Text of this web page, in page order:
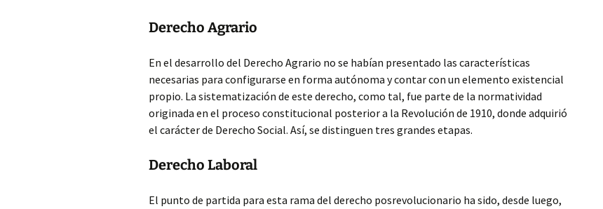
Derecho Agrario
En el desarrollo del Derecho Agrario no se habían presentado las características
necesarias para configurarse en forma autónoma y contar con un elemento existencial
propio. La sistematización de este derecho, como tal, fue parte de la normatividad
originada en el proceso constitucional posterior a la Revolución de 1910, donde adquirió
el carácter de Derecho Social. Así, se distinguen tres grandes etapas.
Derecho Laboral
El punto de partida para esta rama del derecho posrevolucionario ha sido, desde luego,